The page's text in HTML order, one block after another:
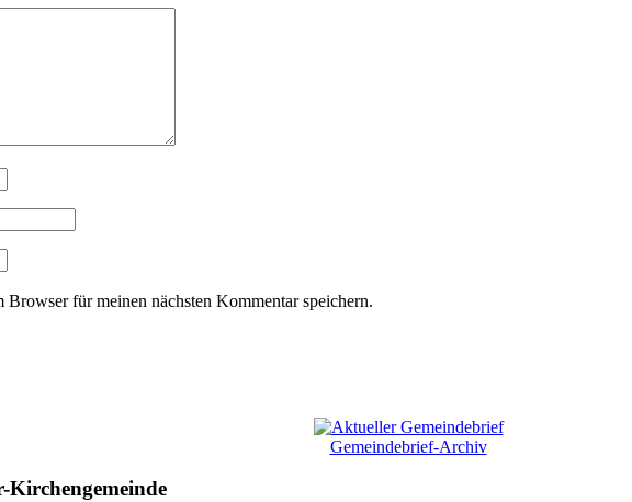
für meinen nächsten Kommentar speichern.
Gemeindebrief-Archiv
Kirchengemeinde